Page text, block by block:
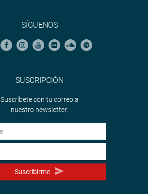
SÍGUENOS
SUSCRIPCIÓN
Suscríbete con tu correo a
nuestro newsletter.
Suscribirme